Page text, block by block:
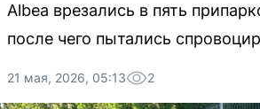
Albea врезались в пять
после чего пытались
21 мая, 2026, 05:13 2